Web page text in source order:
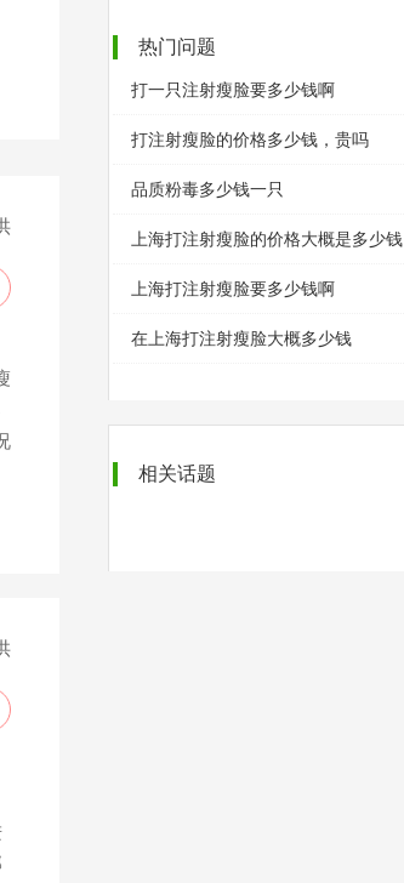
热门问题
打一只注射瘦脸要多少钱啊
打注射瘦脸的价格多少钱，贵吗
品质粉毒多少钱一只
上海打注射瘦脸的价格大概是多少钱
上海打注射瘦脸要多少钱啊
在上海打注射瘦脸大概多少钱
相关话题